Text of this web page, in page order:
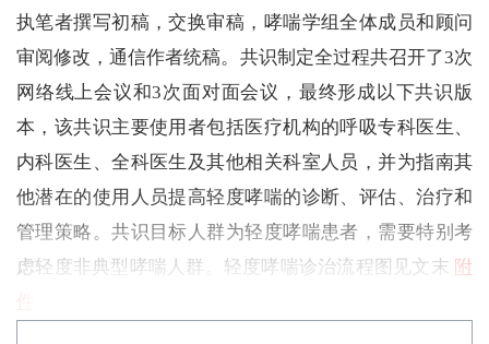
执笔者撰写初稿，交换审稿，哮喘学组全体成员和顾问
审阅修改，通信作者统稿。共识制定全过程共召开了3次
网络线上会议和3次面对面会议，最终形成以下共识版
本，该共识主要使用者包括医疗机构的呼吸专科医生、
内科医生、全科医生及其他相关科室人员，并为指南其
他潜在的使用人员提高轻度哮喘的诊断、评估、治疗和
管理策略。共识目标人群为轻度哮喘患者，需要特别考
虑轻度非典型哮喘人群。轻度哮喘诊治流程图见文末 附